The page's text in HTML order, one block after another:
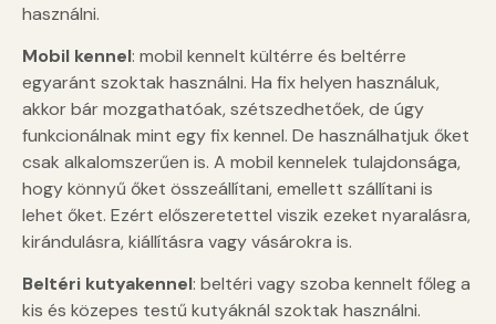
használni.
Mobil kennel: mobil kennelt kültérre és beltérre
egyaránt szoktak használni. Ha fix helyen használuk,
akkor bár mozgathatóak, szétszedhetőek, de úgy
funkcionálnak mint egy fix kennel. De használhatjuk őket
csak alkalomszerűen is. A mobil kennelek tulajdonsága,
hogy könnyű őket összeállítani, emellett szállítani is
lehet őket. Ezért előszeretettel viszik ezeket nyaralásra,
kirándulásra, kiállításra vagy vásárokra is.
Beltéri kutyakennel: beltéri vagy szoba kennelt főleg a
kis és közepes testű kutyáknál szoktak használni.